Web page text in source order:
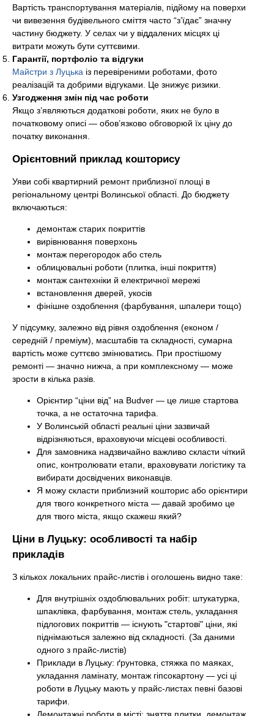
Вартість транспортування матеріалів, підйому на поверхи
чи вивезення будівельного сміття часто “з’їдає” значну
частину бюджету. У селах чи у віддалених місцях ці
витрати можуть бути суттєвими.
Гарантії, портфоліо та відгуки
Майстри з Луцька із перевіреними роботами, фото
реалізацій та добрими відгуками. Це знижує ризики.
Узгодження змін під час роботи
Якщо з’являються додаткові роботи, яких не було в
початковому описі — обов’язково обговорюй їх ціну до
початку виконання.
Орієнтовний приклад кошторису
Уяви собі квартирний ремонт приблизної площі в
регіональному центрі Волинської області. До бюджету
включаються:
демонтаж старих покриттів
вирівнювання поверхонь
монтаж перегородок або стель
облицювальні роботи (плитка, інші покриття)
монтаж сантехніки й електричної мережі
встановлення дверей, укосів
фінішне оздоблення (фарбування, шпалери тощо)
У підсумку, залежно від рівня оздоблення (економ /
середній / преміум), масштабів та складності, сумарна
вартість може суттєво змінюватись. При простішому
ремонті — значно нижча, а при комплексному — може
зрости в кілька разів.
Орієнтир “ціни від” на Budver — це лише стартова
точка, а не остаточна тарифа.
У Волинській області реальні ціни зазвичай
відрізняються, враховуючи місцеві особливості.
Для замовника надзвичайно важливо скласти чіткий
опис, контролювати етапи, враховувати логістику та
вибирати досвідчених виконавців.
Я можу скласти приблизний кошторис або орієнтири
для твого конкретного міста — давай зробимо це
для твого міста, якщо скажеш який?
Ціни в Луцьку: особливості та набір
прикладів
З кількох локальних прайс-листів і оголошень видно таке:
Для внутрішніх оздоблювальних робіт: штукатурка,
шпаклівка, фарбування, монтаж стель, укладання
підлогових покриттів — існують "стартові" ціни, які
піднімаються залежно від складності. (За даними
одного з прайс-листів)
Приклади в Луцьку: ґрунтовка, стяжка по маяках,
укладання ламінату, монтаж гіпсокартону — усі ці
роботи в Луцьку мають у прайс-листах певні базові
тарифи.
Демонтажні роботи в місті: зняття плитки, демонтаж